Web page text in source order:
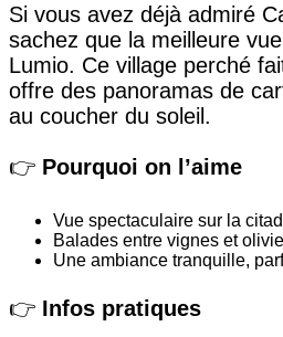
Si vous avez déjà admiré
sachez que la meilleure
Lumio. Ce village perché
offre des panoramas de
au coucher du soleil.
👉 Pourquoi on l’aime
Vue spectaculaire sur la
Balades entre vignes et
Une ambiance tranquille,
👉 Infos pratiques